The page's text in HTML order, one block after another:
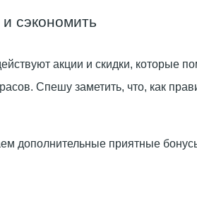
сэкономить
акции и скидки, которые
Спешу заметить, что, как
дополнительные приятные